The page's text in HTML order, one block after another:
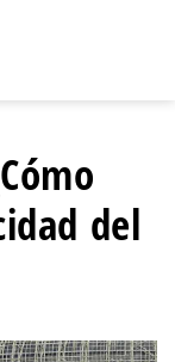
del